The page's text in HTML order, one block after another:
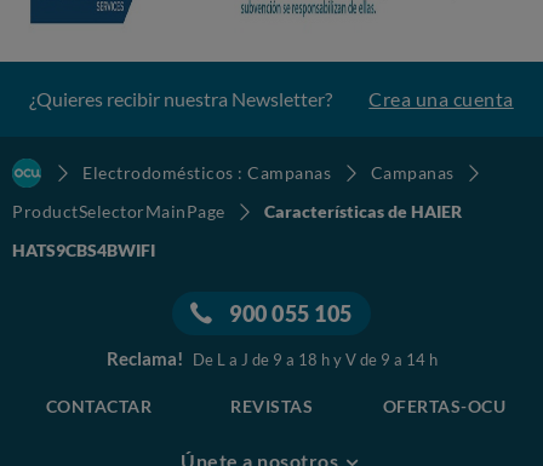
¿Quieres recibir nuestra Newsletter? Crea una cuenta
Electrodomésticos : Campanas
Campanas
ProductSelectorMainPage
Características de HAIER
HATS9CBS4BWIFI
900 055 105
Reclama! De L a J de 9 a 18 h y V de 9 a 14 h
CONTACTAR REVISTAS OFERTAS-OCU
Únete a nosotros